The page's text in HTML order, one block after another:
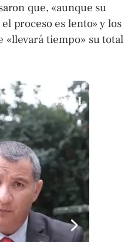
que, «aunque su
proceso es lento» y los
«llevará tiempo» su total